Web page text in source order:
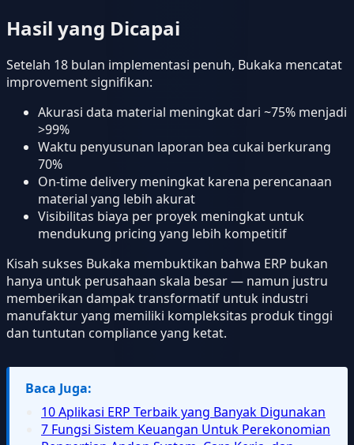
Hasil yang Dicapai
Setelah 18 bulan implementasi penuh, Bukaka mencatat
improvement signifikan:
Akurasi data material meningkat dari ~75% menjadi
>99%
Waktu penyusunan laporan bea cukai berkurang
70%
On-time delivery meningkat karena perencanaan
material yang lebih akurat
Visibilitas biaya per proyek meningkat untuk
mendukung pricing yang lebih kompetitif
Kisah sukses Bukaka membuktikan bahwa ERP bukan
hanya untuk perusahaan skala besar — namun justru
memberikan dampak transformatif untuk industri
manufaktur yang memiliki kompleksitas produk tinggi
dan tuntutan compliance yang ketat.
Baca Juga:
10 Aplikasi ERP Terbaik yang Banyak Digunakan
7 Fungsi Sistem Keuangan Untuk Perekonomian